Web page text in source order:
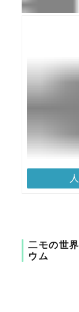
二モの世
ウム